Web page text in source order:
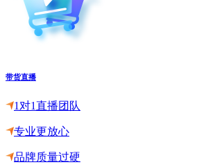
带货直播
1对1直播团队
专业更放心
品牌质量过硬